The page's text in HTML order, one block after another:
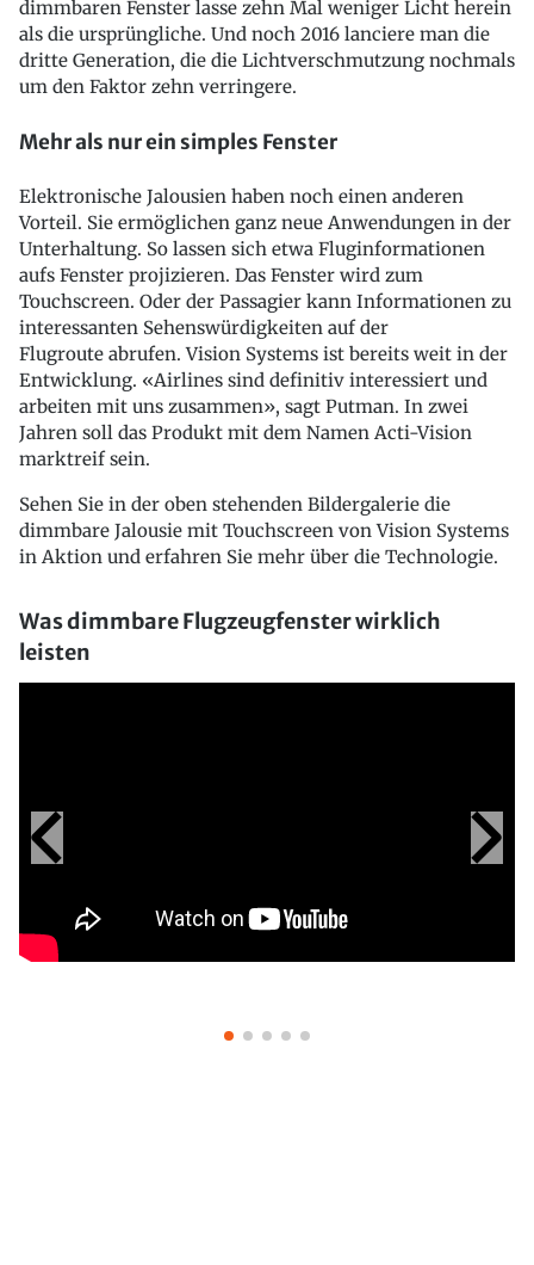
dimmbaren Fenster lasse zehn Mal weniger Licht herein
als die ursprüngliche. Und noch 2016 lanciere man die
dritte Generation, die die Lichtverschmutzung nochmals
um den Faktor zehn verringere.
Mehr als nur ein simples Fenster
Elektronische Jalousien haben noch einen anderen
Vorteil. Sie ermöglichen ganz neue Anwendungen in der
Unterhaltung. So lassen sich etwa Fluginformationen
aufs Fenster projizieren. Das Fenster wird zum
Touchscreen. Oder der Passagier kann Informationen zu
interessanten Sehenswürdigkeiten auf der
Flugroute abrufen. Vision Systems ist bereits weit in der
Entwicklung. «Airlines sind definitiv interessiert und
arbeiten mit uns zusammen», sagt Putman. In zwei
Jahren soll das Produkt mit dem Namen Acti-Vision
marktreif sein.
Sehen Sie in der oben stehenden Bildergalerie die
dimmbare Jalousie mit Touchscreen von Vision Systems
in Aktion und erfahren Sie mehr über die Technologie.
Was dimmbare Flugzeugfenster wirklich
leisten